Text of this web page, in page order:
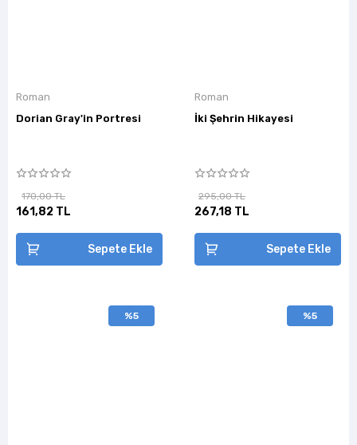
Roman
Dorian Gray'in Portresi
170,00 TL
161,82 TL
Sepete Ekle
Roman
İki Şehrin Hikayesi
295,00 TL
267,18 TL
Sepete Ekle
%5 %5